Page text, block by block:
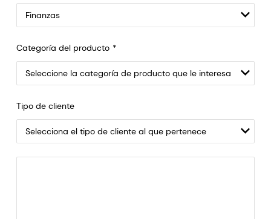
Categoría del producto
Tipo de cliente